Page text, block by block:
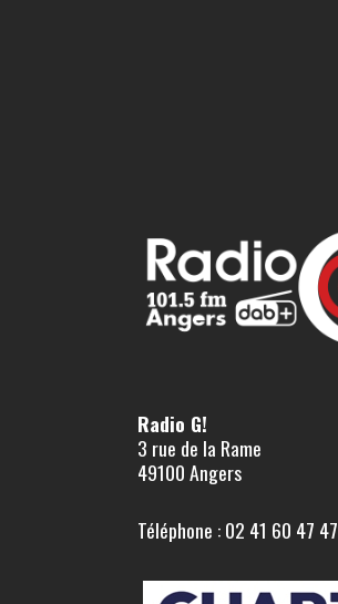
Radio G!
3 rue de la Rame
49100 Angers
Téléphone : 02 41 60 47 47